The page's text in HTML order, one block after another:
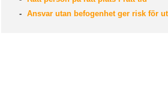
Ansvar utan befogenhet ger risk för